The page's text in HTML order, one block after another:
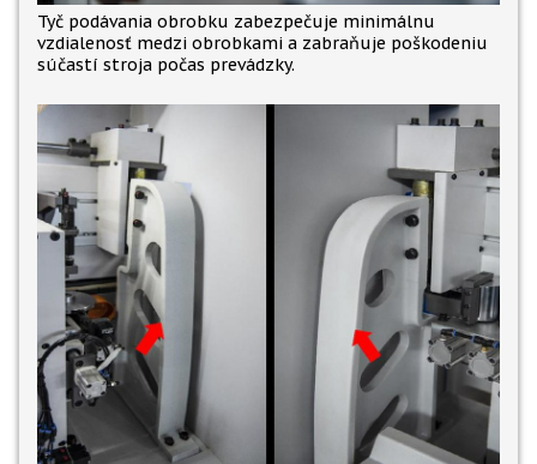
Tyč podávania obrobku zabezpečuje minimálnu
vzdialenosť medzi obrobkami a zabraňuje poškodeniu
súčastí stroja počas prevádzky.